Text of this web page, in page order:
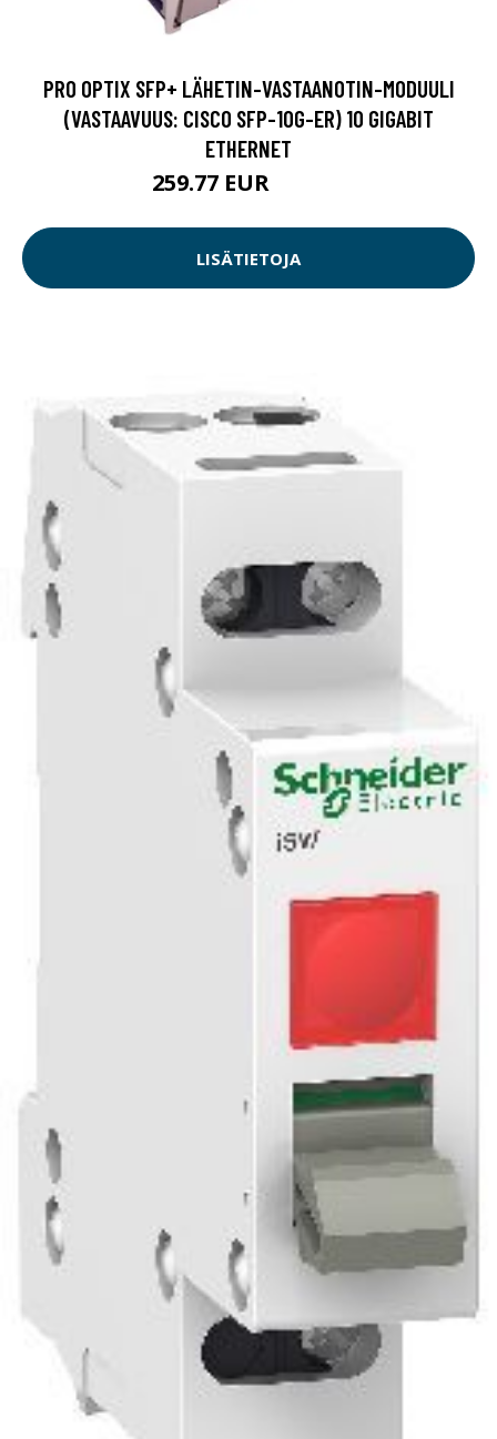
PRO OPTIX SFP+ LÄHETIN-VASTAANOTIN-MODUULI
(VASTAAVUUS: CISCO SFP-10G-ER) 10 GIGABIT
ETHERNET
259.77 EUR
LISÄTIETOJA